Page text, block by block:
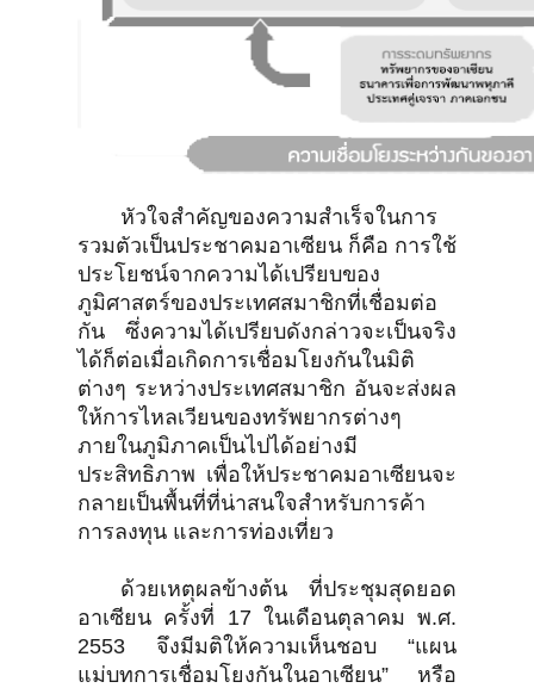
หัวใจสำคัญของความสำเร็จในการ
รวมตัวเป็นประชาคมอาเซียน ก็คือ การใช้
ประโยชน์จากความได้เปรียบของ
ภูมิศาสตร์ของประเทศสมาชิกที่เชื่อมต่อ
กัน ซึ่งความได้เปรียบดังกล่าวจะเป็นจริง
ได้ก็ต่อเมื่อเกิดการเชื่อมโยงกันในมิติ
ต่างๆ ระหว่างประเทศสมาชิก อันจะส่งผล
ให้การไหลเวียนของทรัพยากรต่างๆ
ภายในภูมิภาคเป็นไปได้อย่างมี
ประสิทธิภาพ เพื่อให้ประชาคมอาเซียนจะ
กลายเป็นพื้นที่ที่น่าสนใจสำหรับการค้า
การลงทุน และการท่องเที่ยว
ด้วยเหตุผลข้างต้น ที่ประชุมสุดยอด
อาเซียน ครั้งที่ 17 ในเดือนตุลาคม พ.ศ.
2553 จึงมีมติให้ความเห็นชอบ “แผน
แม่บทการเชื่อมโยงกันในอาเซียน” หรือ